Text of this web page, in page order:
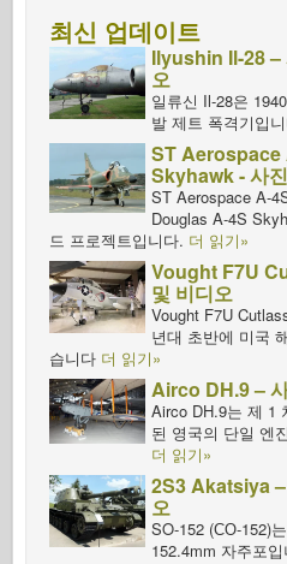
최신 업데이트
Ilyushin Il-28 –
오
일류신 Il-28은
발 제트 폭격기입
ST
Skyhawk - 사
ST Aerospace A-
Douglas A-4S
드 프로젝트입니다. 더 읽기»
Vought F7U
및 비디오
Vought F7U
년대 초반에 미국
습니다 더 읽기»
Airco DH.9 –
Airco DH.9는 제 1
된 영국의 단일 엔
더 읽기»
2S3 Akatsiya
오
SO-152 (СО-152)
152.4mm 자주포